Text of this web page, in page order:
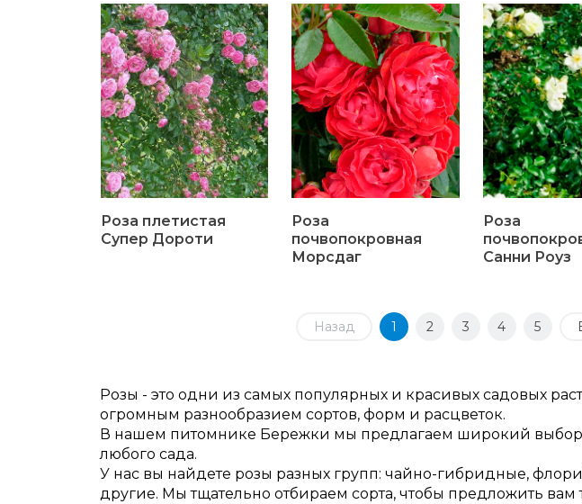
Роза плетистая
Супер Дороти
Роза
почвопокровная
Морсдаг
Роза
Санни Роуз
Назад 1 2 3 4 5
Розы - это одни из самых популярных и красивых садовых
огромным разнообразием сортов, форм и расцветок.
В нашем питомнике Бережки мы предлагаем широкий выбор
любого сада.
У нас вы найдете розы разных групп: чайно-гибридные,
другие. Мы тщательно отбираем сорта, чтобы предложить